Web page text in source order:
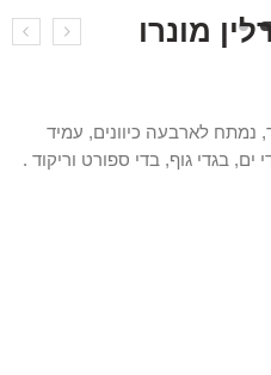
מונרו
נמתח לארבעה כיוונים, עמיד
בגדי גוף, בדי ספורט וריקוד .